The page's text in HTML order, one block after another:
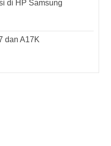
di HP Samsung
dan A17K